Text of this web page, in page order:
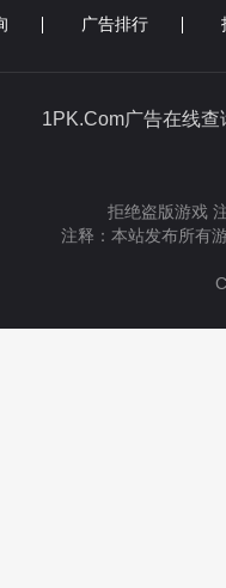
广告排行
1PK.Com广告在
拒绝盗版游戏
注释：本站发布所有